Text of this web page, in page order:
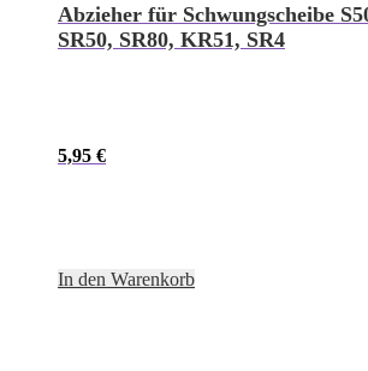
Abzieher für Schwungscheibe
SR50, SR80, KR51, SR4
5,95 €
In den Warenkorb